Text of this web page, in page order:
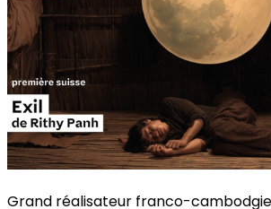
Grand réalisateur franco-